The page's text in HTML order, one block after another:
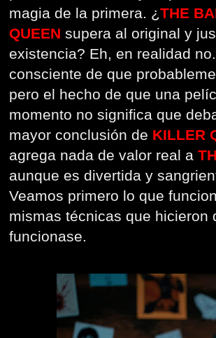
magia de la primera. ¿THE
QUEEN supera al original y
existencia? Eh, en realidad
consciente de que
pero el hecho de que una
momento no significa que
mayor conclusión de KILLER
agrega nada de valor real a
aunque es divertida y
Veamos primero lo que
mismas técnicas que hicieron
funcionase.